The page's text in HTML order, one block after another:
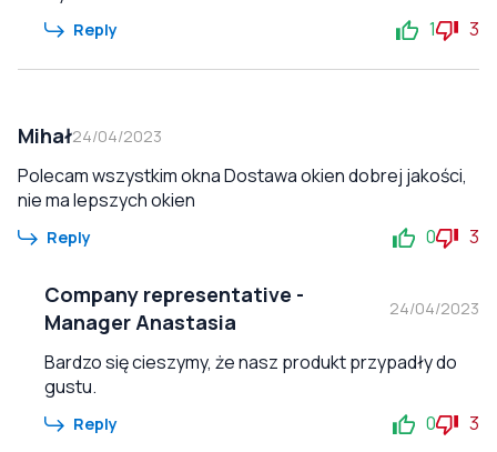
Reply 1 3
Mihał24/04/2023
Polecam wszystkim okna Dostawa okien dobrej jakości,
nie ma lepszych okien
Reply 0 3
Company representative -
Manager Anastasia
24/04/2023
Bardzo się cieszymy, że nasz produkt przypadły do
gustu.
Reply 0 3